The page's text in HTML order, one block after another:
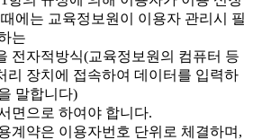
에는 교육정보원이 이용자 관리시 필
는
전자적방식(교육정보원의 컴퓨터 등
리 장치에 접속하여 데이터를 입력하
말합니다)
면으로 하여야 합니다.
계약은 이용자번호 단위로 체결하며,